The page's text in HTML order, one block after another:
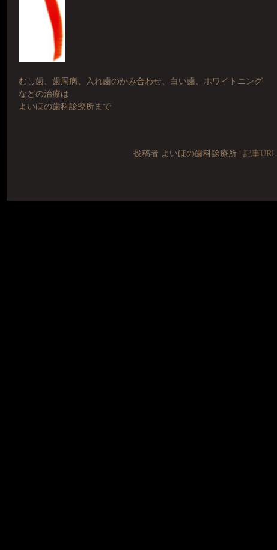
むし歯、歯周病、入れ歯のかみ合わせ、白い歯、ホワイトニング
などの治療は
よいほの歯科診療所まで
投稿者 よいほの歯科診療所 | 記事URL